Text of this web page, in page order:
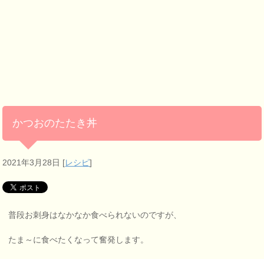
かつおのたたき丼
2021年3月28日 [レシピ]
普段お刺身はなかなか食べられないのですが、
たま～に食べたくなって奮発します。